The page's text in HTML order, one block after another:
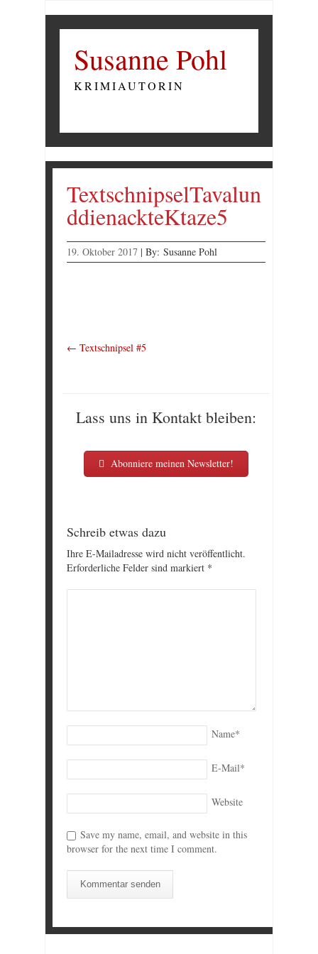
Susanne Pohl
KRIMIAUTORIN
TextschnipselTavalun
ddienackteKtaze5
19. Oktober 2017 | By: Susanne Pohl
← Textschnipsel #5
Lass uns in Kontakt bleiben:
Abonniere meinen Newsletter!
Schreib etwas dazu
Ihre E-Mailadresse wird nicht veröffentlicht.
Erforderliche Felder sind markiert *
Name*
E-Mail*
Website
Save my name, email, and website in this
browser for the next time I comment.